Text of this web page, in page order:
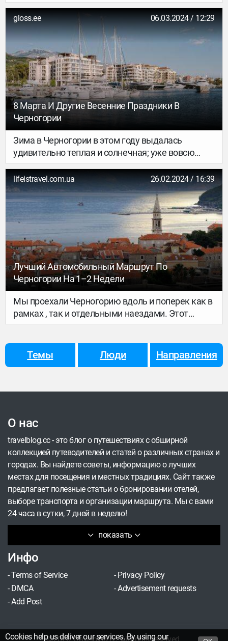
климат, чистый воздух, теплое море. Все это не
может не привлекать туристов в огромных
количествах. Каждый желает узнать, что
посмотреть в Черногории. А посмотреть там
действительно есть что.
Достопримечательности Черногории радуют
своим разнообразием, оригинальностью.
gloss.ee 06.03.2024 / 12:29
8 Марта И Другие Весенние Праздники В
Черногории
Зима в Черногории в этом году выдалась
удивительно теплая и солнечная; уже вовсю
цветут магнолии, а в окрестностях городка
Цетинье высоко в горах распустились ярко-
лиловые крокусы. Активно праздновать весну и
радоваться теплым солнечным дням уже
начали и в одном из самых известных
черногорских отелей 5* Regent Porto Montenegro
в Тивате.
lifeistravel.com.ua 26.02.2024 / 16:39
Лучший Автомобильный Маршрут По
Черногории На 1–2 Недели
Мы проехали Черногорию вдоль и поперек как в
рамках , так и отдельными наездами. Этот
маршрут по Черногории действительно лучший
что можно успеть посмотреть за неделю-две
самостоятельного путешествия.
Темы Люди Направления
О нас
показать
travelblog.cc - это блог о путешествиях с обширной
коллекцией путеводителей и статей о различных странах и
городах. Вы найдете советы, информацию о лучших
местах для посещения и местных традициях. Сайт также
предлагает полезные статьи о бронировании отелей,
выборе транспорта и организации маршрута. Мы с вами
24 часа в сутки, 7 дней в неделю!
Инфо
-Terms of Service - Privacy Policy
- DMCA -Advertisement requests
-Add Post
Cookies help us deliver our services. By using our